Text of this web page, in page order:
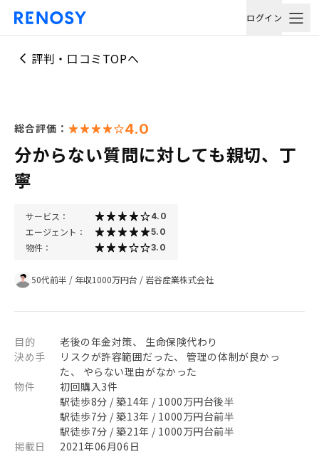
ログイン
評判・口コミTOPへ
総合評価： 4.0
分からない質問に対しても親切、丁
寧
サービス： 4.0
エージェント： 5.0
物件： 3.0
50代前半 / 年収1000万円台 / 岩谷産業株式会社
目的
老後の年金対策、 生命保険代わり
決め手
リスクが許容範囲だった、 管理の体制が良かっ
た、 やらない理由がなかった
物件
初回購入3件
駅徒歩8分 / 築14年 / 1000万円台後半
駅徒歩7分 / 築13年 / 1000万円台前半
駅徒歩7分 / 築21年 / 1000万円台前半
掲載日
2021年06月06日